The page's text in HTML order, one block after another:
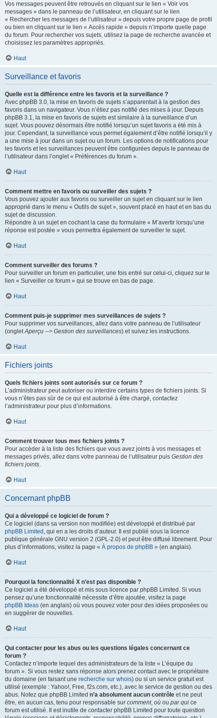
Vos messages peuvent être retrouvés en cliquant sur le lien « Voir vos
messages » dans le panneau de l’utilisateur, en cliquant sur le lien
« Rechercher les messages de l’utilisateur » depuis votre propre page de profil
ou bien en cliquant sur le lien « Accès rapide » depuis n’importe quelle page
du forum. Pour rechercher vos sujets, utilisez la page de recherche avancée et
choisissez les paramètres appropriés.
Haut
Surveillance et favoris
Quelle est la différence entre les favoris et la surveillance ?
Avec phpBB 3.0, la mise en favoris de sujets s’apparentait à la gestion des
favoris dans un navigateur. Vous n’étiez pas notifié des mises à jour. Depuis
phpBB 3.1, la mise en favoris de sujets est similaire à la surveillance d’un
sujet. Vous pouvez désormais être notifié lorsqu’un sujet favoris a été mis à
jour. Cependant, la surveillance vous permet également d’être notifié lorsqu’il y
a une mise à jour dans un sujet ou un forum. Les options de notifications pour
les favoris et les surveillances peuvent être configurées depuis le panneau de
l’utilisateur dans l’onglet « Préférences du forum ».
Haut
Comment mettre en favoris ou surveiller des sujets ?
Vous pouvez ajouter aux favoris ou surveiller un sujet en cliquant sur le lien
approprié dans le menu « Outils de sujet », souvent placé en haut et en bas du
sujet de discussion.
Répondre à un sujet en cochant la case du formulaire « M’avertir lorsqu’une
réponse est postée » vous permettra également de surveiller le sujet.
Haut
Comment surveiller des forums ?
Pour surveiller un forum en particulier, une fois entré sur celui-ci, cliquez sur le
lien « Surveiller ce forum » qui se trouve en bas de page.
Haut
Comment puis-je supprimer mes surveillances de sujets ?
Pour supprimer vos surveillances, allez dans votre panneau de l’utilisateur
(ongletAperçu --> Gestion des surveillances) et suivez les instructions.
Haut
Fichiers joints
Quels fichiers joints sont autorisés sur ce forum ?
L’administrateur peut autoriser ou interdire certains types de fichiers joints. Si
vous n’êtes pas sûr de ce qui est autorisé à être chargé, contactez
l’administrateur pour plus d’informations.
Haut
Comment trouver tous mes fichiers joints ?
Pour accéder à la liste des fichiers que vous avez joints à vos messages et
messages privés, allez dans votre panneau de l’utilisateur puis Gestion des
fichiers joints.
Haut
Concernant phpBB
Qui a développé ce logiciel de forum ?
Ce logiciel (dans sa version non modifiée) est développé et distribué par
phpBB Limited , qui en a les droits d’auteur. Il est publié sous la licence
publique générale GNU version 2 (GPL-2.0) et peut être diffusé librement. Pour
plus d’informations, visitez la page « À propos de phpBB » (en anglais).
Haut
Pourquoi la fonctionnalité X n’est pas disponible ?
Ce logiciel a été développé et mis sous licence par phpBB Limited. Si vous
pensez qu’une fonctionnalité nécessite d’être ajoutée, visitez la page
phpBB Ideas (en anglais) où vous pouvez voter pour des idées proposées ou
en suggérer de nouvelles.
Haut
Qui contacter pour les abus ou les questions légales concernant ce
forum ?
Contactez n’importe lequel des administrateurs de la liste « L’équipe du
forum ». Si vous restez sans réponse alors prenez contact avec le propriétaire
du domaine (en faisant une recherche sur whois) ou si un service gratuit est
utilisé (exemple : Yahoo!, Free, f2s.com, etc.), avec le service de gestion ou des
abus. Notez que phpBB Limited n’a absolument aucun contrôle et ne peut
être, en aucun cas, tenu pour responsable sur comment, où ou par qui ce
forum est utilisé. Il est inutile de contacter phpBB Limited pour toute question